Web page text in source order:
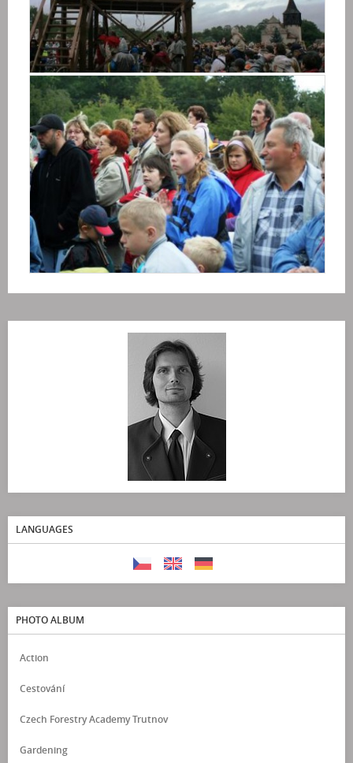
LANGUAGES
PHOTO ALBUM
Action
Cestování
Czech Forestry Academy Trutnov
Gardening